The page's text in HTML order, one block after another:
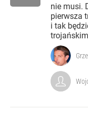
nie musi.
pierwsza
i tak